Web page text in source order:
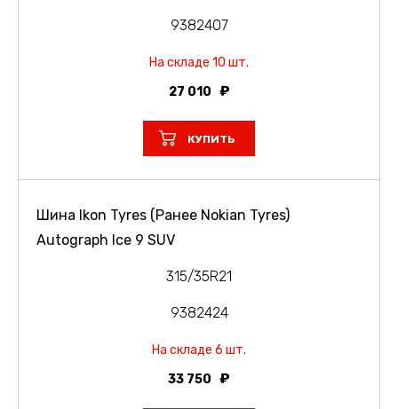
9382407
На складе 10 шт.
27 010
КУПИТЬ
Шина Ikon Tyres (Ранее Nokian Tyres)
Autograph Ice 9 SUV
315/35R21
9382424
На складе 6 шт.
33 750